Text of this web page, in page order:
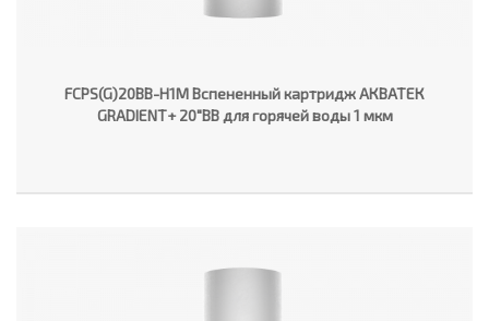
FCPS(G)20BB-H1M Вспененный картридж АКВАТЕК
GRADIENT+ 20"ВВ для горячей воды 1 мкм